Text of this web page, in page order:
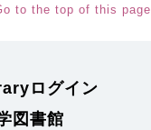
to the top of this page
ログイン
図書館